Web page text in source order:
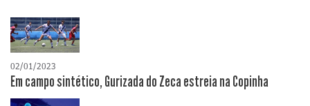
02/01/2023
Em campo sintético, Gurizada do Zeca estreia na Copinha